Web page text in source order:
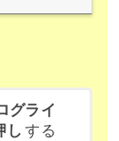
グライ
し する